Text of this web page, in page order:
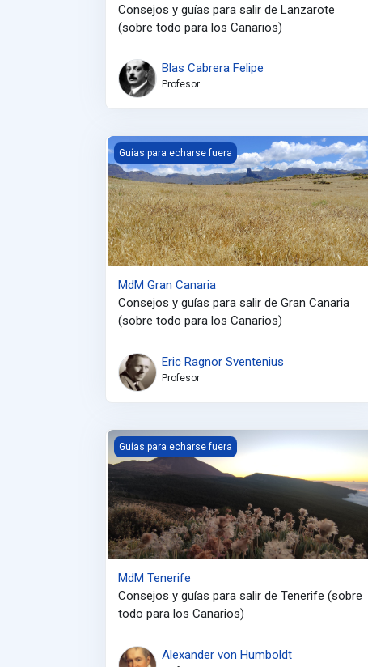
Consejos y guías para salir de Lanzarote
(sobre todo para los Canarios)
Blas Cabrera Felipe
Profesor
MdM Gran Canaria
Guías para echarse fuera
MdM Gran Canaria
Consejos y guías para salir de Gran Canaria
(sobre todo para los Canarios)
Eric Ragnor Sventenius
Profesor
MdM Tenerife
Guías para echarse fuera
MdM Tenerife
Consejos y guías para salir de Tenerife (sobre
todo para los Canarios)
Alexander von Humboldt